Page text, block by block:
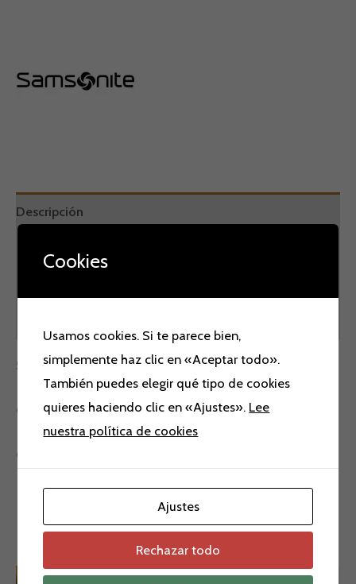
Descripción
55*40*20 y cuatro ruedas
Color beig y Azul
CON EXPANDIBLE Y USB
Productos relacionados
Cookies
Usamos cookies. Si te parece bien,
simplemente haz clic en «Aceptar todo».
También puedes elegir qué tipo de cookies
quieres haciendo clic en «Ajustes». Lee
nuestra política de cookies
Ajustes
Rechazar todo